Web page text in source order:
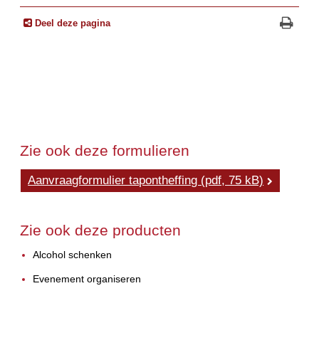
Deel deze pagina
Zie ook deze formulieren
Aanvraagformulier tapontheffing (pdf, 75 kB)
Zie ook deze producten
Alcohol schenken
Evenement organiseren